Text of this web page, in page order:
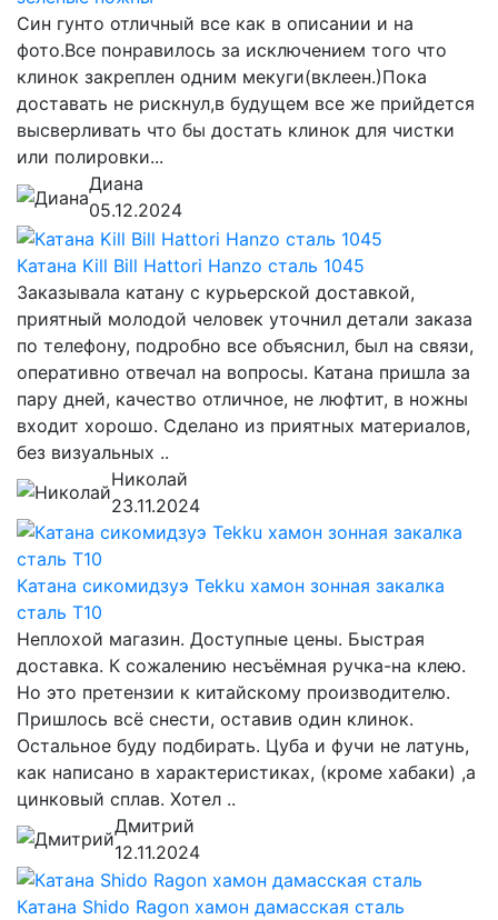
Син гунто отличный все как в описании и на
фото.Все понравилось за исключением того что
клинок закреплен одним мекуги(вклеен.)Пока
доставать не рискнул,в будущем все же прийдется
высверливать что бы достать клинок для чистки
или полировки...
Диана
05.12.2024
Катана Kill Bill Hattori Hanzo сталь 1045
Заказывала катану с курьерской доставкой,
приятный молодой человек уточнил детали заказа
по телефону, подробно все объяснил, был на связи,
оперативно отвечал на вопросы. Катана пришла за
пару дней, качество отличное, не люфтит, в ножны
входит хорошо. Сделано из приятных материалов,
без визуальных ..
Николай
23.11.2024
Катана сикомидзуэ Tekku хамон зонная закалка
сталь T10
Неплохой магазин. Доступные цены. Быстрая
доставка. К сожалению несъёмная ручка-на клею.
Но это претензии к китайскому производителю.
Пришлось всё снести, оставив один клинок.
Остальное буду подбирать. Цуба и фучи не латунь,
как написано в характеристиках, (кроме хабаки) ,а
цинковый сплав. Хотел ..
Дмитрий
12.11.2024
Катана Shido Ragon хамон дамасская сталь